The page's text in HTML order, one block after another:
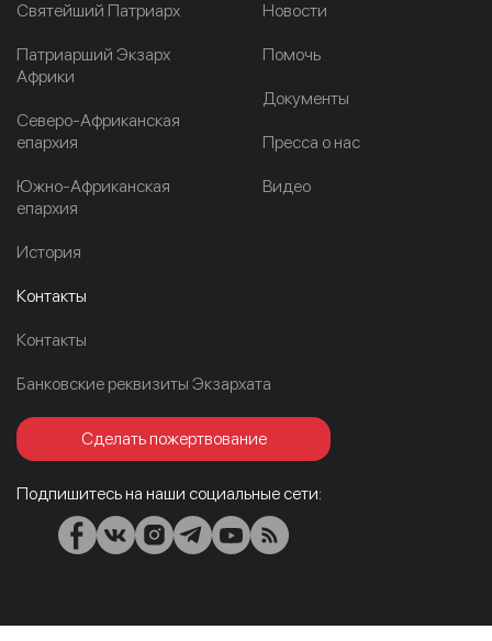
Cвятейший Патриарх
Патриарший Экзарх
Африки
Северо-Африканская
епархия
Южно-Африканская
епархия
История
Новости
Помочь
Документы
Пресса о нас
Видео
Контакты
Контакты
Банковские реквизиты Экзархата
Сделать пожертвование
Подпишитесь на наши социальные сети: